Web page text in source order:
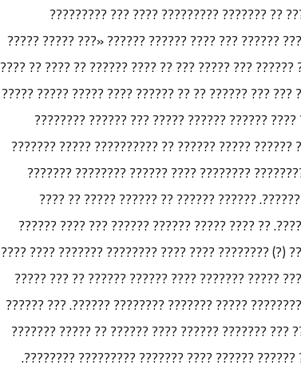
???? ???? ?? ???? ??????? ??????? ???? ??
????????? ??? ???? ????? ????? ?? ??? ?????
???? ?????»? ????? ??? ??? ??????? ???? ?? ?? ???
?????? ????? ?? ??? ??????? ??? ???? ?????? ?????
?? ??????? ???????? ???????. ???? ????
?????? ?????? ???????? ??? ??? ???????
??? ????? ?????????? ???????? ???? ??
??????????. ??? ??? ??? ???????: ?????
???????? ???? ???? ????? ???? ?? ????? ??????
???? ?????? ??? ??? ?? ????? ???? ?? ??? ?????
??????? ???? ?????? ??? ???? ?????? ?? ??????
??? ????? ?? ????? ???? ???? ??? ???? ??? ?????
??????? ??????? ?? ???????? ?????? ?? ??????
????? ?????? ?????? ?? ????? ??????? ????